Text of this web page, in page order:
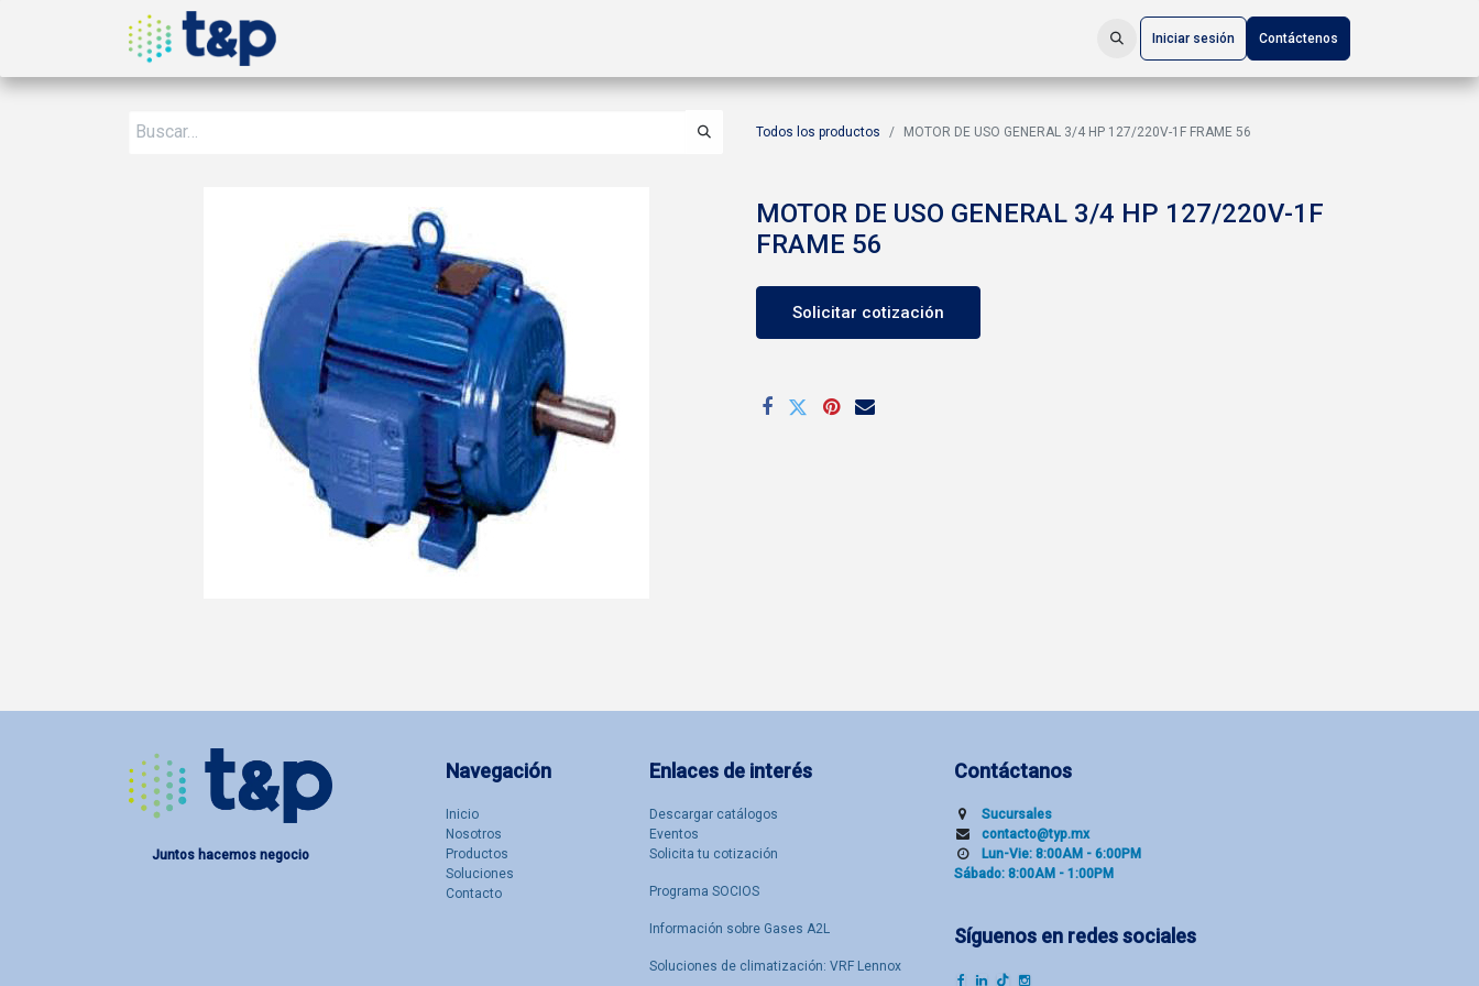
Iniciar sesión Contáctenos
Todos los productos MOTOR DE USO GENERAL 3/4 HP 127/220V-1F FRAME 56
MOTOR DE USO GENERAL 3/4 HP 127/220V-1F
FRAME 56
Solicitar cotización
Enlaces de interés
Descargar catálogos
Eventos
Solicita tu cotización
Programa SOCIOS
Información sobre Gases A2L
Soluciones de climatización: VRF Lennox
Navegación
Inicio
Nosotro​s
Productos
Soluciones
Contacto
Contáctanos
Sucu​rsal​es
contacto@typ.mx
Lun-Vie: 8:00AM - 6:00PM
Sábado: 8:00AM - 1:00PM
Síguenos en redes sociales
Juntos hacemos negocio